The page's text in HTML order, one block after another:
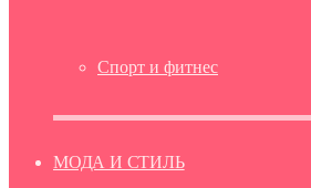
Спорт и фитнес
МОДА И СТИЛЬ